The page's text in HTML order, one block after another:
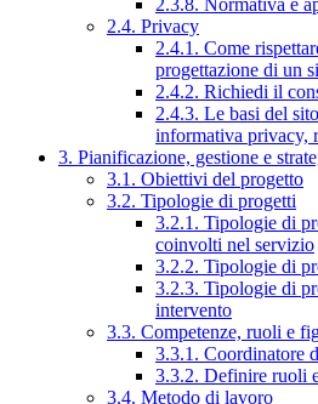
2.3.8. Normativa e
2.4. Privacy
2.4.1. Come
progettazione di un
2.4.2. Richiedi il
2.4.3. Le basi del
informativa privacy,
3. Pianificazione, gestione e
3.1. Obiettivi del progetto
3.2. Tipologie di progetti
3.2.1. Tipologie di
coinvolti nel servizio
3.2.2. Tipologie di
3.2.3. Tipologie di
intervento
3.3. Competenze, ruoli e
3.3.1. Coordinatore
3.3.2. Definire ruoli
3.4. Metodo di lavoro